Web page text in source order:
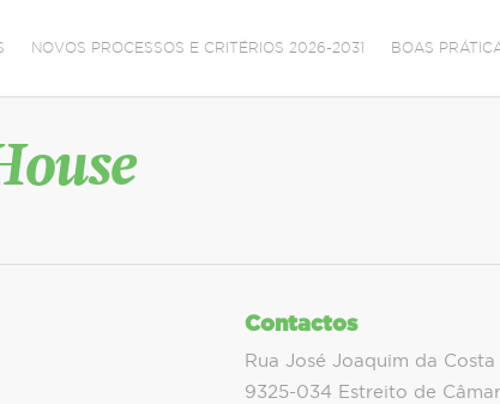
NOVOS PROCESSOS E CRITÉRIOS 2026-2031 BOAS
Contactos
Rua José Joaquim da Costa
9325-034 Estreito de